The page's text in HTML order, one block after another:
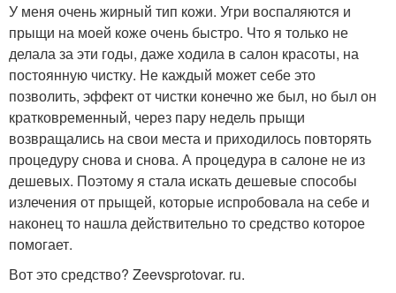
У меня очень жирный тип кожи. Угри воспаляются и
прыщи на моей коже очень быстро. Что я только не
делала за эти годы, даже ходила в салон красоты, на
постоянную чистку. Не каждый может себе это
позволить, эффект от чистки конечно же был, но был он
кратковременный, через пару недель прыщи
возвращались на свои места и приходилось повторять
процедуру снова и снова. А процедура в салоне не из
дешевых. Поэтому я стала искать дешевые способы
излечения от прыщей, которые испробовала на себе и
наконец то нашла действительно то средство которое
помогает.
Вот это средство? Zeevsprotovar. ru.